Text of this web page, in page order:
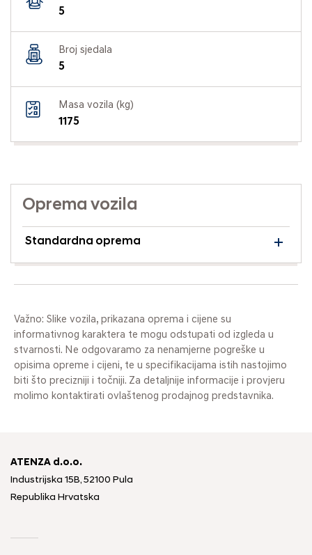
5
Broj sjedala
5
Masa vozila (kg)
1175
Oprema vozila
Standardna oprema
Važno: Slike vozila, prikazana oprema i cijene su
informativnog karaktera te mogu odstupati od izgleda u
stvarnosti. Ne odgovaramo za nenamjerne pogreške u
opisima opreme i cijeni, te u specifikacijama istih nastojimo
biti što precizniji i točniji. Za detaljnije informacije i provjeru
molimo kontaktirati ovlaštenog prodajnog predstavnika.
ATENZA d.o.o.
Industrijska 15B, 52100 Pula
Republika Hrvatska